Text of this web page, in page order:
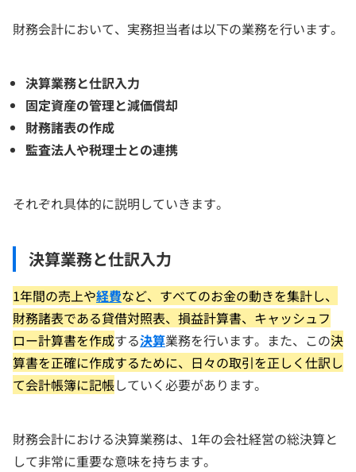
財務会計において、実務担当者は以下の業務を行います。
決算業務と仕訳入力
固定資産の管理と減価償却
財務諸表の作成
監査法人や税理士との連携
それぞれ具体的に説明していきます。
決算業務と仕訳入力
1年間の売上や経費など、すべてのお金の動きを集計し、
財務諸表である貸借対照表、損益計算書、キャッシュフ
ロー計算書を作成する決算業務を行います。また、この決
算書を正確に作成するために、日々の取引を正しく仕訳し
て会計帳簿に記帳していく必要があります。
財務会計における決算業務は、1年の会社経営の総決算と
して非常に重要な意味を持ちます。